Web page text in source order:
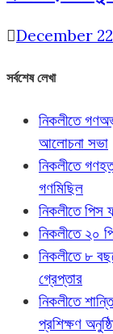
December
সর্বশেষ লেখা
নিকলীতে
আলোচনা সভা
নিকলীতে
গণমিছিল
নিকলীতে পিস
নিকলীতে ২০
নিকলীতে ৮
গ্রেপ্তার
নিকলীতে
প্রশিক্ষণ